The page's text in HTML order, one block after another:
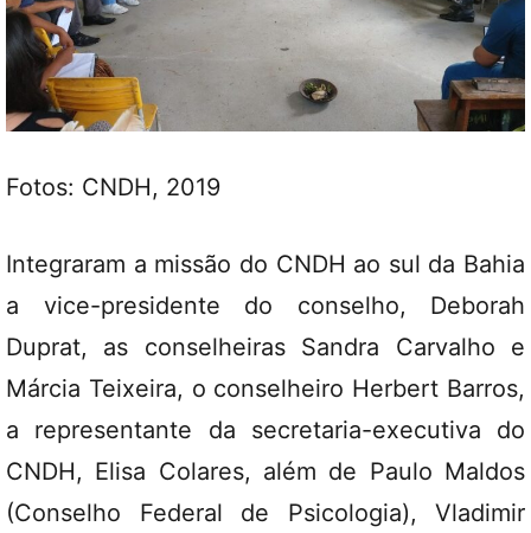
Fotos: CNDH, 2019
Integraram a missão do CNDH ao sul da Bahia
a vice-presidente do conselho, Deborah
Duprat, as conselheiras Sandra Carvalho e
Márcia Teixeira, o conselheiro Herbert Barros,
a representante da secretaria-executiva do
CNDH, Elisa Colares, além de Paulo Maldos
(Conselho Federal de Psicologia), Vladimir